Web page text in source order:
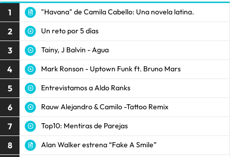
1 "Havana" de Camila Cabello: Una novela latina.
2 Un reto por 5 días
3 Tainy, J Balvin - Agua
4 Mark Ronson - Uptown Funk ft. Bruno Mars
5 Entrevistamos a Aldo Ranks
6 Rauw Alejandro & Camilo -Tattoo Remix
7 Top10: Mentiras de Parejas
8 Alan Walker estrena “Fake A Smile”